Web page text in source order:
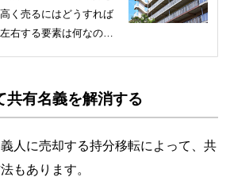
く売るにはどうすれば
右する要素は何なのか
を把握することが大切
共有名義を解消する
人に売却する持分移転によって、共
もあります。